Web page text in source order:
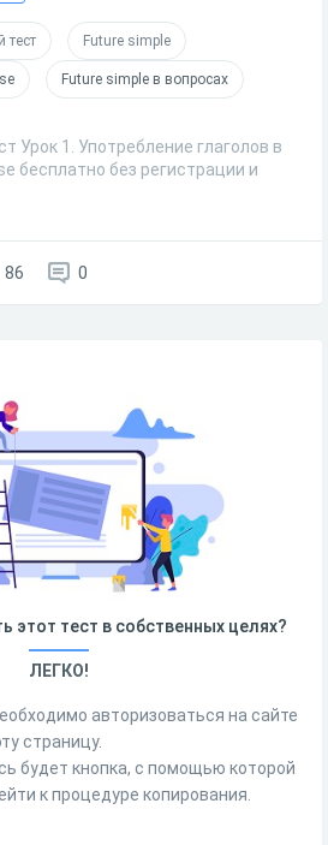
тест Future simple
Future simple в вопросах
Урок 1. Употребление глаголов в
бесплатно без регистрации и
86 0
этот тест в собственных целях?
ЛЕГКО!
авторизоваться на сайте
страницу.
будет кнопка, с помощью которой
к процедуре копирования.